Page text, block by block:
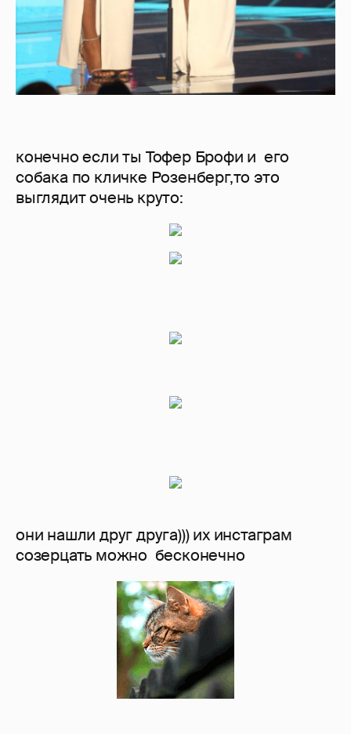
конечно если ты Тофер Брофи и его
собака по кличке Розенберг,то это
выглядит очень круто:
они нашли друг друга))) их инстаграм
созерцать можно бесконечно